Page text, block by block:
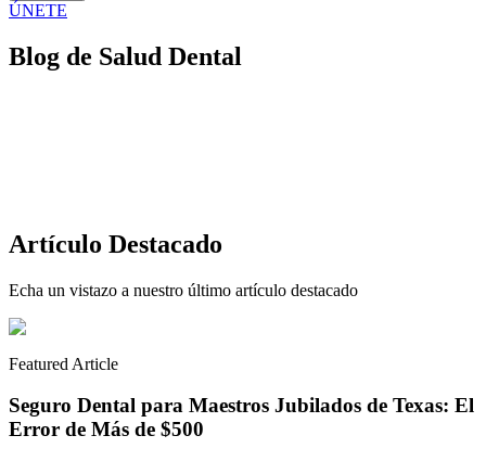
ÚNETE
Blog de Salud Dental
Artículo Destacado
Echa un vistazo a nuestro último artículo destacado
Featured Article
Seguro Dental para Maestros Jubilados de Texas: El
Error de Más de $500